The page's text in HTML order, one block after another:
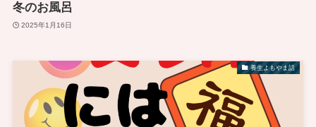
冬のお風呂
2025年1月16日
養生よもやま話